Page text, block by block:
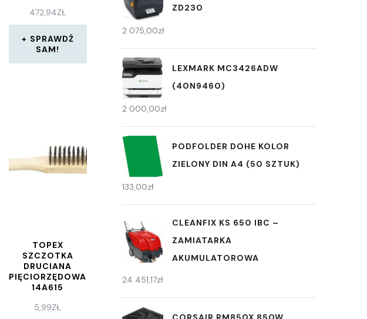
472,94ZŁ
SPRAWDŹ
SAM!
TOPEX
SZCZOTKA
DRUCIANA
PIĘCIORZĘDOWA
14A615
5,99ZŁ
ZD230
2 075,00zł
LEXMARK MC3426ADW
(40N9460)
2 000,00zł
PODFOLDER DOHE KOLOR
ZIELONY DIN A4 (50 SZTUK)
133,00zł
CLEANFIX KS 650 IBC –
ZAMIATARKA
AKUMULATOROWA
24 451,17zł